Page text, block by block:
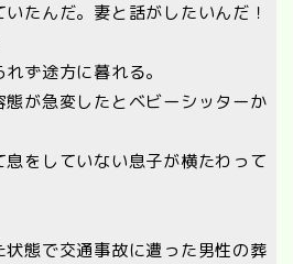
いたんだ。妻と話がしたいんだ！
ず途方に暮れる。
が急変したとベビーシッターか
をしていない息子が横たわって
態で交通事故に遭った男性の葬